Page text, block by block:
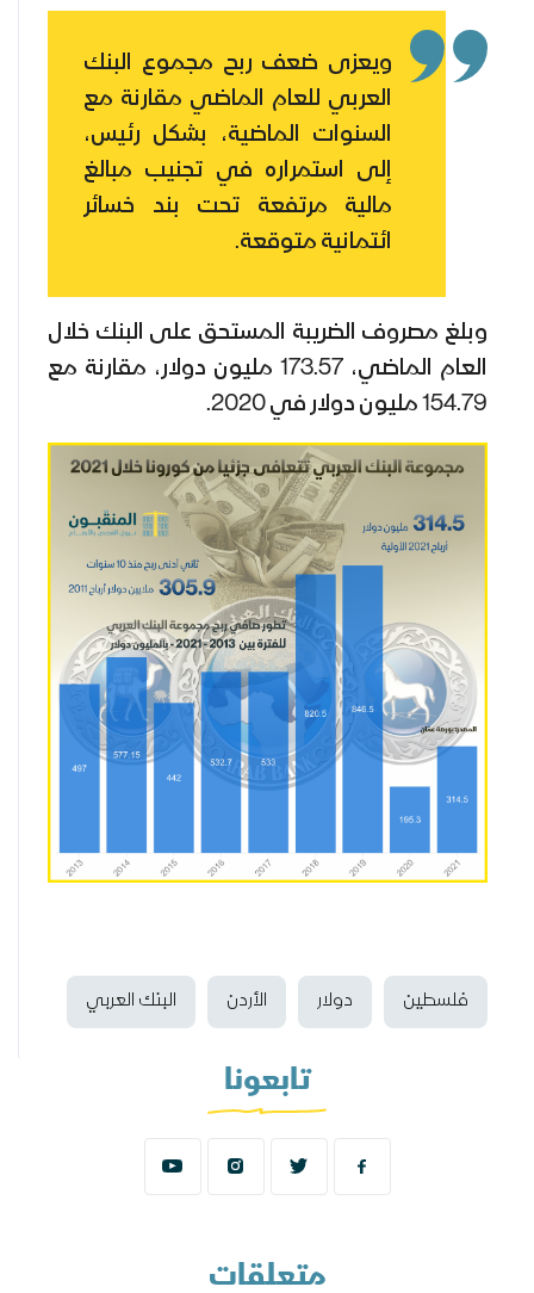
ويعزى ضعف ربح مجموع البنك
العربي للعام الماضي مقارنة مع
السنوات الماضية، بشكل رئيس،
إلى استمراره في تجنيب مبالغ
مالية مرتفعة تحت بند خسائر
ائتمانية متوقعة.
وبلغ مصروف الضريبة المستحق على البنك خلال
العام الماضي، 173.57 مليون دولار، مقارنة مع
154.79 مليون دولار في 2020.
فلسطين دولار الأردن البنك العربي
تابعونا
متعلقات